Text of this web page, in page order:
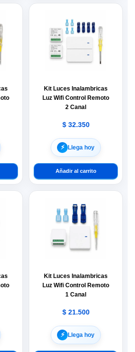
Kit Luces Inalambricas
Luz Wifi Control Remoto
2 Canal
$32.350
⚡︎ Llega hoy
Añadir al carrito
Kit Luces Inalambricas
Luz Wifi Control Remoto
1 Canal
$21.500
⚡︎ Llega hoy